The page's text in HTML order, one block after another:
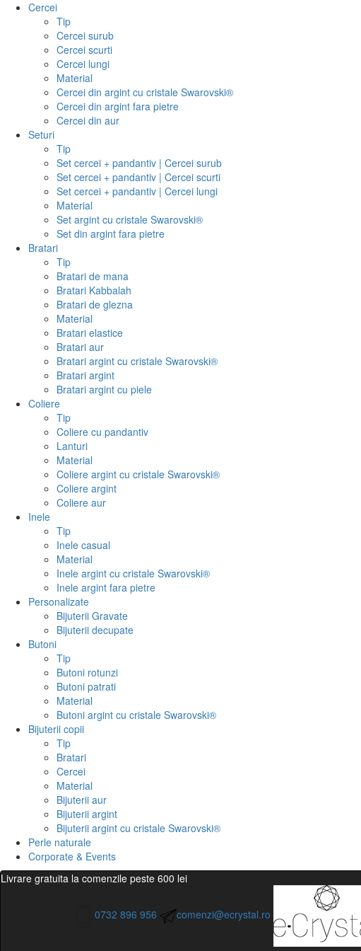
Cercei
Tip
Cercei surub
Cercei scurti
Cercei lungi
Material
Cercei din argint cu cristale Swarovski®
Cercei din argint fara pietre
Cercei din aur
Seturi
Tip
Set cercei + pandantiv | Cercei surub
Set cercei + pandantiv | Cercei scurti
Set cercei + pandantiv | Cercei lungi
Material
Set argint cu cristale Swarovski®
Set din argint fara pietre
Bratari
Tip
Bratari de mana
Bratari Kabbalah
Bratari de glezna
Material
Bratari elastice
Bratari aur
Bratari argint cu cristale Swarovski®
Bratari argint
Bratari argint cu piele
Coliere
Tip
Coliere cu pandantiv
Lanturi
Material
Coliere argint cu cristale Swarovski®
Coliere argint
Coliere aur
Inele
Tip
Inele casual
Material
Inele argint cu cristale Swarovski®
Inele argint fara pietre
Personalizate
Bijuterii Gravate
Bijuterii decupate
Butoni
Tip
Butoni rotunzi
Butoni patrati
Material
Butoni argint cu cristale Swarovski®
Bijuterii copii
Tip
Bratari
Cercei
Material
Bijuterii aur
Bijuterii argint
Bijuterii argint cu cristale Swarovski®
Perle naturale
Corporate & Events
Livrare gratuita la comenzile peste 600 lei
0732 896 956 comenzi@ecrystal.ro